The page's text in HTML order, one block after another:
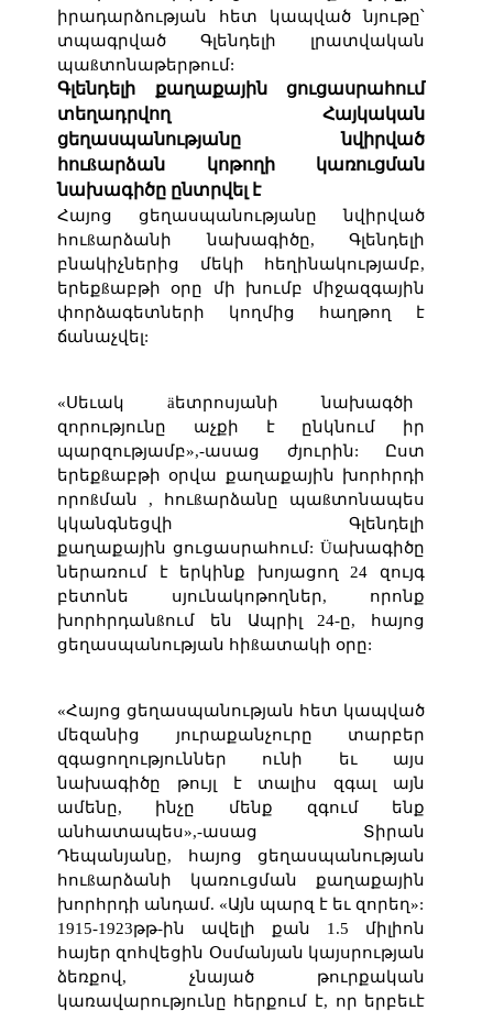
իրադարձության հետ կապված նյութը՝
տպագրված Գլենդելի լրատվական
պաßտոնաթերթում:
Գլենդելի քաղաքային ցուցասրահում
տեղադրվող Հայկական
ցեղասպանությանը նվիրված
հուßարձան կոթողի կառուցման
նախագիծը ընտրվել է
Հայոց ցեղասպանությանը նվիրված
հուßարձանի նախագիծը, Գլենդելի
բնակիչներից մեկի հեղինակությամբ,
երեքßաբթի օրը մի խումբ միջազգային
փորձագետների կողմից հաղթող է
ճանաչվել:
«Սեւակ äետրոսյանի նախագծի
զորությունը աչքի է ընկնում իր
պարզությամբ»,-ասաց ժյուրին: Ըստ
երեքßաբթի օրվա քաղաքային խորհրդի
որոßման , հուßարձանը պաßտոնապես
կկանգնեցվի Գլենդելի
քաղաքային ցուցասրահում: Üախագիծը
ներառում է երկինք խոյացող 24 զույգ
բետոնե սյունակոթողներ, որոնք
խորհրդանßում են Ապրիլ 24-ը, հայոց
ցեղասպանության հիßատակի օրը:
«Հայոց ցեղասպանության հետ կապված
մեզանից յուրաքանչուրը տարբեր
զգացողություններ ունի եւ այս
նախագիծը թույլ է տալիս զգալ այն
ամենը, ինչը մենք զգում ենք
անհատապես»,-ասաց Տիրան
Դեպանյանը, հայոց ցեղասպանության
հուßարձանի կառուցման քաղաքային
խորհրդի անդամ. «Այն պարզ է եւ զորեղ»:
1915-1923թթ-ին ավելի քան 1.5 միլիոն
հայեր զոհվեցին Օսմանյան կայսրության
ձեռքով, չնայած թուրքական
կառավարությունը հերքում է, որ երբեւէ